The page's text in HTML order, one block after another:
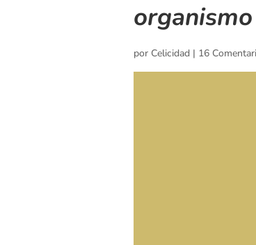
por Celicidad | 16